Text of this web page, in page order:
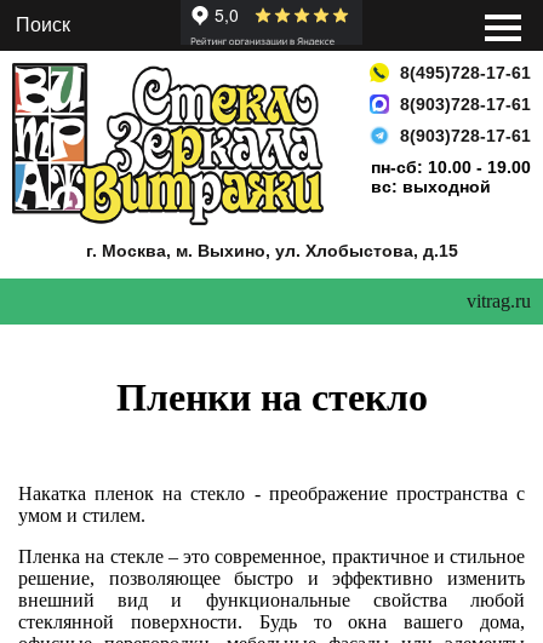
8(495)728-17-61
8(903)728-17-61
8(903)728-17-61
пн-сб: 10.00 - 19.00
вс: выходной
г. Москва, м. Выхино, ул. Хлобыстова, д.15
vitrag.ru
Пленки на стекло
Накатка пленок на стекло - преображение пространства с
умом и стилем.
Пленка на стекле – это современное, практичное и стильное
решение, позволяющее быстро и эффективно изменить
внешний вид и функциональные свойства любой
стеклянной поверхности. Будь то окна вашего дома,